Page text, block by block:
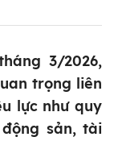
3/2026,
trọng liên
lực như quy
sản, tài